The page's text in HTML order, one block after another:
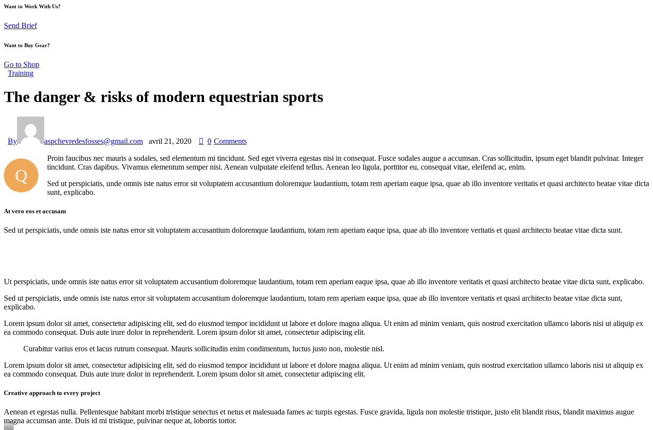
Want to Work With Us?
Send Brief
Want to Buy Gear?
Go to Shop
Training
The danger & risks of modern equestrian sports
By aspchevredesfosses@gmail.com avril 21, 2020 0 Comments
Q
Proin faucibus nec mauris a sodales, sed elementum mi tincidunt. Sed eget viverra egestas nisi in consequat. Fusce sodales augue a accumsan. Cras sollicitudin, ipsum eget blandit pulvinar. Integer
tincidunt. Cras dapibus. Vivamus elementum semper nisi. Aenean vulputate eleifend tellus. Aenean leo ligula, porttitor eu, consequat vitae, eleifend ac, enim.
Sed ut perspiciatis, unde omnis iste natus error sit voluptatem accusantium doloremque laudantium, totam rem aperiam eaque ipsa, quae ab illo inventore veritatis et quasi architecto beatae vitae dicta
sunt, explicabo.
At vero eos et accusam
Sed ut perspiciatis, unde omnis iste natus error sit voluptatem accusantium doloremque laudantium, totam rem aperiam eaque ipsa, quae ab illo inventore veritatis et quasi architecto beatae vitae dicta sunt.
Ut perspiciatis, unde omnis iste natus error sit voluptatem accusantium doloremque laudantium, totam rem aperiam eaque ipsa, quae ab illo inventore veritatis et quasi architecto beatae vitae dicta sunt, explicabo.
Sed ut perspiciatis, unde omnis iste natus error sit voluptatem accusantium doloremque laudantium, totam rem aperiam eaque ipsa, quae ab illo inventore veritatis et quasi architecto beatae vitae dicta sunt,
explicabo.
Lorem ipsum dolor sit amet, consectetur adipisicing elit, sed do eiusmod tempor incididunt ut labore et dolore magna aliqua. Ut enim ad minim veniam, quis nostrud exercitation ullamco laboris nisi ut aliquip ex
ea commodo consequat. Duis aute irure dolor in reprehenderit. Lorem ipsum dolor sit amet, consectetur adipiscing elit.
Curabitur varius eros et lacus rutrum consequat. Mauris sollicitudin enim condimentum, luctus justo non, molestie nisl.
Lorem ipsum dolor sit amet, consectetur adipisicing elit, sed do eiusmod tempor incididunt ut labore et dolore magna aliqua. Ut enim ad minim veniam, quis nostrud exercitation ullamco laboris nisi ut aliquip ex
ea commodo consequat. Duis aute irure dolor in reprehenderit. Lorem ipsum dolor sit amet, consectetur adipiscing elit.
Creative approach to every project
Aenean et egestas nulla. Pellentesque habitant morbi tristique senectus et netus et malesuada fames ac turpis egestas. Fusce gravida, ligula non molestie tristique, justo elit blandit risus, blandit maximus augue
magna accumsan ante. Duis id mi tristique, pulvinar neque at, lobortis tortor.